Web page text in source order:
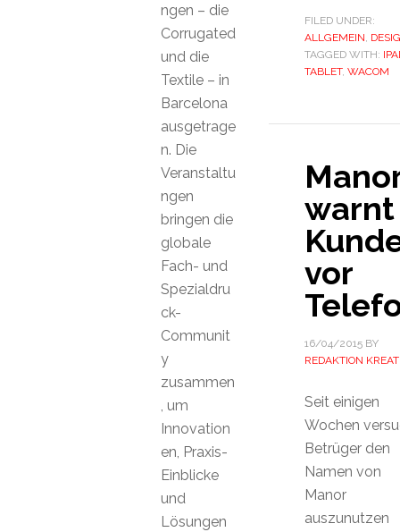
FILED UNDER:
ALLGEMEIN,
TAGGED WITH:
TABLET, WACOM
warnt
vor
16/04/2015BY
REDAKTION
Seit einigen
Wochen
Betrüger den
Namen von
Manor
auszunutzen
ngen – die
Corrugated
und die
Textile – in
Barcelona
ausgetrage
n. Die
Veranstaltu
ngen
bringen die
globale
Fach- und
Spezialdru
ck-
Communit
y
zusammen
, um
Innovation
en, Praxis-
Einblicke
und
Lösungen